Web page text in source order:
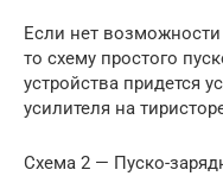
Если нет
то схему простого
устройства придется
усилителя на
Схема 2 — Пуско-